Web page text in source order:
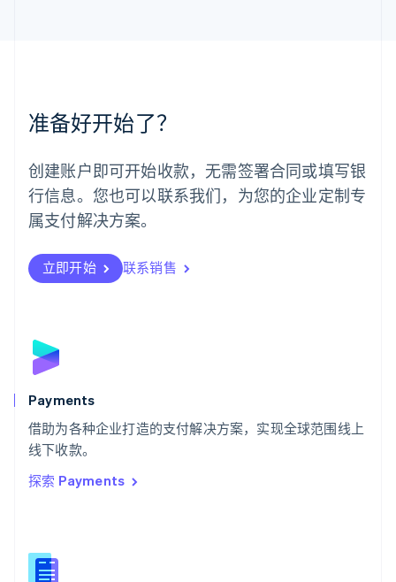
准备好开始了？
创建账户即可开始收款，无需签署合同或填写银
行信息。您也可以联系我们，为您的企业定制专
属支付解决方案。
立即开始 联系销售
Payments
借助为各种企业打造的支付解决方案，实现全球范围线上
线下收款。
探索 Payments
挪威
葡萄牙
Português English
日本
日本語English
瑞典
瑞士
DeutschFrançais
English
斯洛文尼亚
泰国
ไทยEnglish
希腊
English
西班牙
新西兰
English